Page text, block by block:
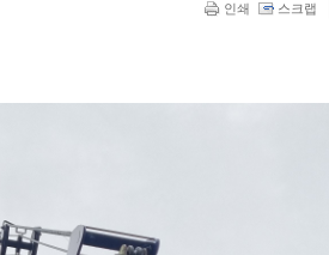
인쇄 스크랩